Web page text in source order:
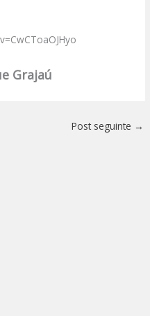
Grajaú
Post seguinte →